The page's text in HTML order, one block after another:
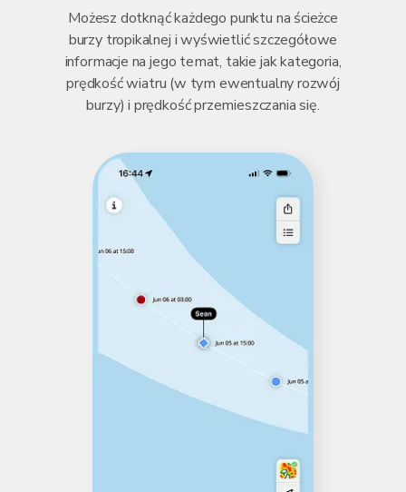
Możesz dotknąć każdego punktu na ścieżce
burzy tropikalnej i wyświetlić szczegółowe
informacje na jego temat, takie jak kategoria,
prędkość wiatru (w tym ewentualny rozwój
burzy) i prędkość przemieszczania się.